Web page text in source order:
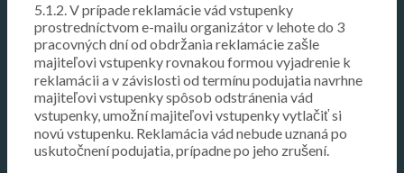
5.1.2. V prípade reklamácie vád vstupenky
prostredníctvom e-mailu organizátor v lehote do 3
pracovných dní od obdržania reklamácie zašle
majiteľovi vstupenky rovnakou formou vyjadrenie k
reklamácii a v závislosti od termínu podujatia navrhne
majiteľovi vstupenky spôsob odstránenia vád
vstupenky, umožní majiteľovi vstupenky vytlačiť si
novú vstupenku. Reklamácia vád nebude uznaná po
uskutočnení podujatia, prípadne po jeho zrušení.